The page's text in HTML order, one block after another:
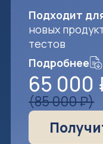
Подходит
новых
тестов
Подробнее
65 000
(85 000 ₽)